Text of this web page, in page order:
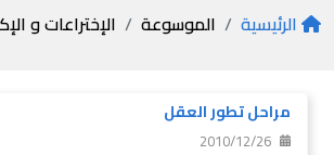
الرئيسية الموسوعة الإختراعات و
مراحل تطور العقل
2010/12/26